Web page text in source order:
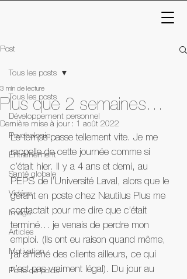
Post
Tous les posts
Développement personnel
Psychologie
Entraînement
Santé globale
Vidéos
Image
Articles
Motivation
Perte de poids
Tous les posts
Plus que 2 semaines…
3 min de lecture
Dernière mise à jour : 1 août 2022
Le temps passe tellement vite. Je me
rappelle de cette journée comme si
c’était hier. Il y a 4 ans et demi, au
PEPS de l’Université Laval, alors que le
gérant en poste chez Nautilus Plus me
contactait pour me dire que c’était
terminé… je venais de perdre mon
emploi. (Ils ont eu raison quand même,
j’ai amené des clients ailleurs, ce qui
n’est pas vraiment légal). Du jour au